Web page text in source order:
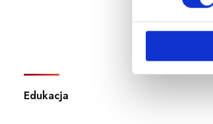
d
Edukacja